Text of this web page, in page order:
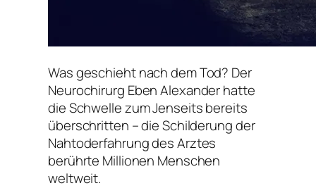
Was geschieht nach dem Tod? Der
Neurochirurg Eben Alexander hatte
die Schwelle zum Jenseits bereits
überschritten – die Schilderung der
Nahtoderfahrung des Arztes
berührte Millionen Menschen
weltweit.